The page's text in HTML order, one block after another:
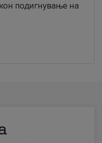
подигнување на